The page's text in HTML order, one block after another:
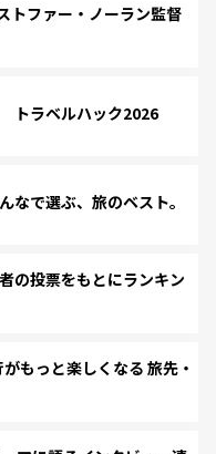
ファー・ノーラン監督
トラベルハック2026
で選ぶ、旅のベスト。
の投票をもとにランキン
もっと楽しくなる 旅先・